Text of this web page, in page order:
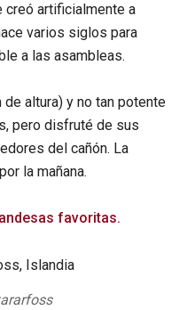
creó artificialmente a
varios siglos para
a las asambleas.
de altura) y no tan potente
pero disfruté de sus
del cañón. La
la mañana.
favoritas.